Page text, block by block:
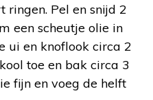
ringen. Pel en snijd 2
een scheutje olie in
ui en knoflook circa 2
toe en bak circa 3
fijn en voeg de helft